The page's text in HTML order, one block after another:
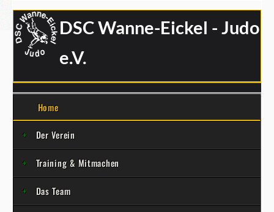
DSC Wanne-Eickel - Judo
e.V.
Home
Der Verein
Training & Mitmachen
Das Team